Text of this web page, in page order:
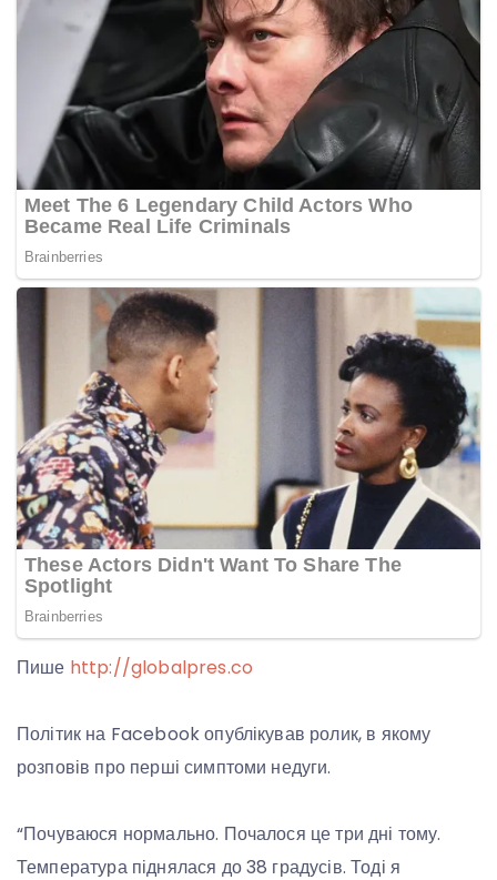
Пише http://globalpres.co
Політик на Facebook опублікував ролик, в якому
розповів про перші симптоми недуги.
“Почуваюся нормально. Почалося це три дні тому.
Температура піднялася до 38 градусів. Тоді я